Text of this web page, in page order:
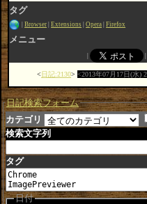
タグ
Browser Extensions Opera Firefox
メニュー
日記:2130 2013年07月17日(水)
日記検索フォーム
カテゴリ
検索文字列
タグ
日付